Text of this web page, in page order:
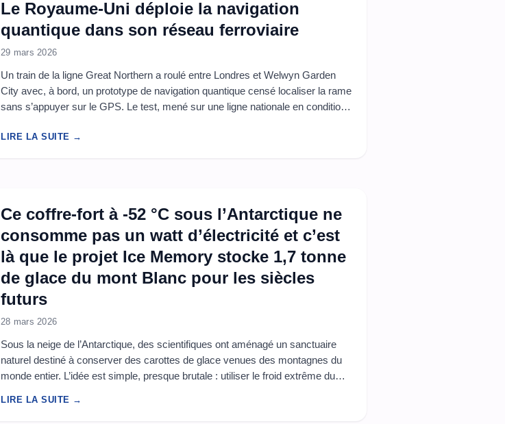
Le Royaume-Uni déploie la navigation
quantique dans son réseau ferroviaire
29 mars 2026
Un train de la ligne Great Northern a roulé entre Londres et Welwyn Garden
City avec, à bord, un prototype de navigation quantique censé localiser la rame
sans s’appuyer sur le GPS. Le test, mené sur une ligne nationale en conditions
promesse simple, garder ...
LIRE LA SUITE →
Ce coffre-fort à -52 °C sous l’Antarctique ne
consomme pas un watt d’électricité et c’est
là que le projet Ice Memory stocke 1,7 tonne
de glace du mont Blanc pour les siècles
futurs
28 mars 2026
Sous la neige de l’Antarctique, des scientifiques ont aménagé un sanctuaire
naturel destiné à conserver des carottes de glace venues des montagnes du
monde entier. L’idée est simple, presque brutale : utiliser le froid extrême du
que le réchauffement menace déjà d’effacer. À première vue, ...
LIRE LA SUITE →